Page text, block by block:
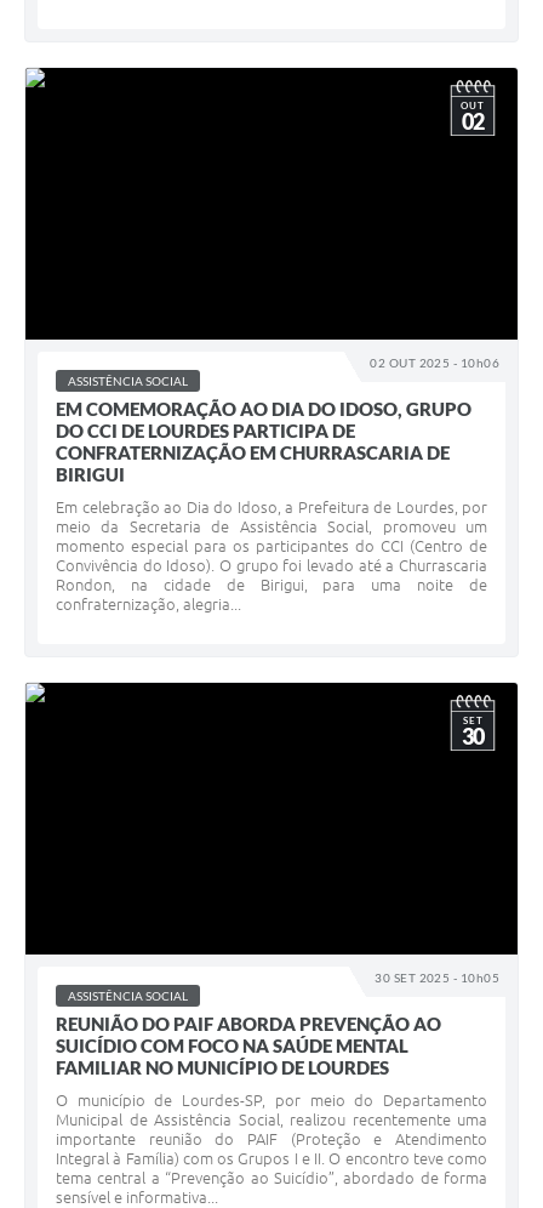
02 OUT 2025 - 10h06
OUT
02
ASSISTÊNCIA SOCIAL
EM COMEMORAÇÃO AO DIA DO IDOSO, GRUPO
DO CCI DE LOURDES PARTICIPA DE
CONFRATERNIZAÇÃO EM CHURRASCARIA DE
BIRIGUI
Em celebração ao Dia do Idoso, a Prefeitura de Lourdes, por
meio da Secretaria de Assistência Social, promoveu um
momento especial para os participantes do CCI (Centro de
Convivência do Idoso). O grupo foi levado até a Churrascaria
Rondon, na cidade de Birigui, para uma noite de
confraternização, alegria...
30 SET 2025 - 10h05
SET
30
ASSISTÊNCIA SOCIAL
REUNIÃO DO PAIF ABORDA PREVENÇÃO AO
SUICÍDIO COM FOCO NA SAÚDE MENTAL
FAMILIAR NO MUNICÍPIO DE LOURDES
O município de Lourdes-SP, por meio do Departamento
Municipal de Assistência Social, realizou recentemente uma
importante reunião do PAIF (Proteção e Atendimento
Integral à Família) com os Grupos I e II. O encontro teve como
tema central a “Prevenção ao Suicídio”, abordado de forma
sensível e informativa...